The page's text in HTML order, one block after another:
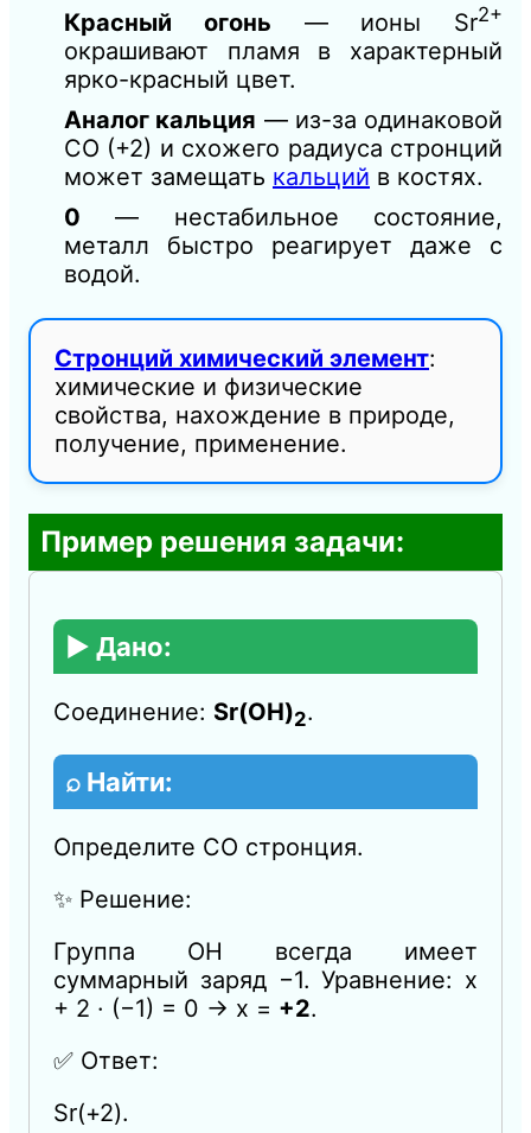
Красный огонь — ионы Sr2+
окрашивают пламя в характерный
ярко-красный цвет.
Аналог кальция — из-за одинаковой
СО (+2) и схожего радиуса стронций
может замещать кальций в костях.
0 — нестабильное состояние,
металл быстро реагирует даже с
водой.
Стронций химический элемент:
химические и физические
свойства, нахождение в природе,
получение, применение.
Пример решения задачи:
▶️ Дано:
Соединение: Sr(OH)2.
⌕ Найти:
Определите СО стронция.
✨ Решение:
Группа OH всегда имеет
суммарный заряд −1. Уравнение: x
+ 2 · (−1) = 0 → x = +2.
✅ Ответ:
Sr(+2).